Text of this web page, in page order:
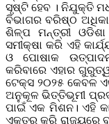
ସୃଷ୍ଟି ହେବ । ନିଯୁକ୍ତି
ବିଭାଗର ବରିଷ୍ଠ
ଶିଳ୍ପ ମନ୍ତ୍ରୀ
ସମୀକ୍ଷା କରି ଏହି
ଓ ପୋଷାକ
କରିବାରେ ଏହାର
ଟେକ୍ସ ୨୦୨୫ କେବଳ
ଅନୁକୂଳ ଭିତ୍ତିଭୂମୀ
ପାଇଁ ଏକ ମିଶନ। ଏହି
ଏକତ୍ର କରି ରାଜ୍ୟରେ